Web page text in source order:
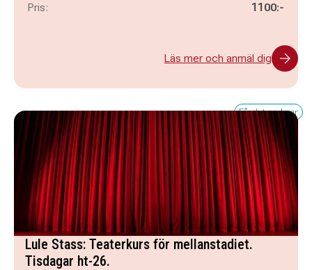
Pris: 1100:-
Läs mer och anmäl dig
Få platser kvar
Lule Stass: Teaterkurs för mellanstadiet.
Tisdagar ht-26.